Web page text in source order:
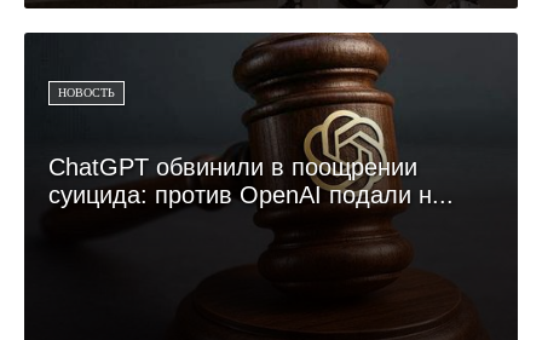
НОВОСТЬ
ChatGPT обвинили в поощрении
суицида: против OpenAI подали н...